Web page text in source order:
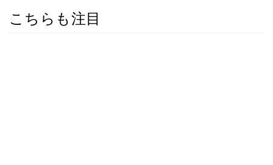
こちらも注目